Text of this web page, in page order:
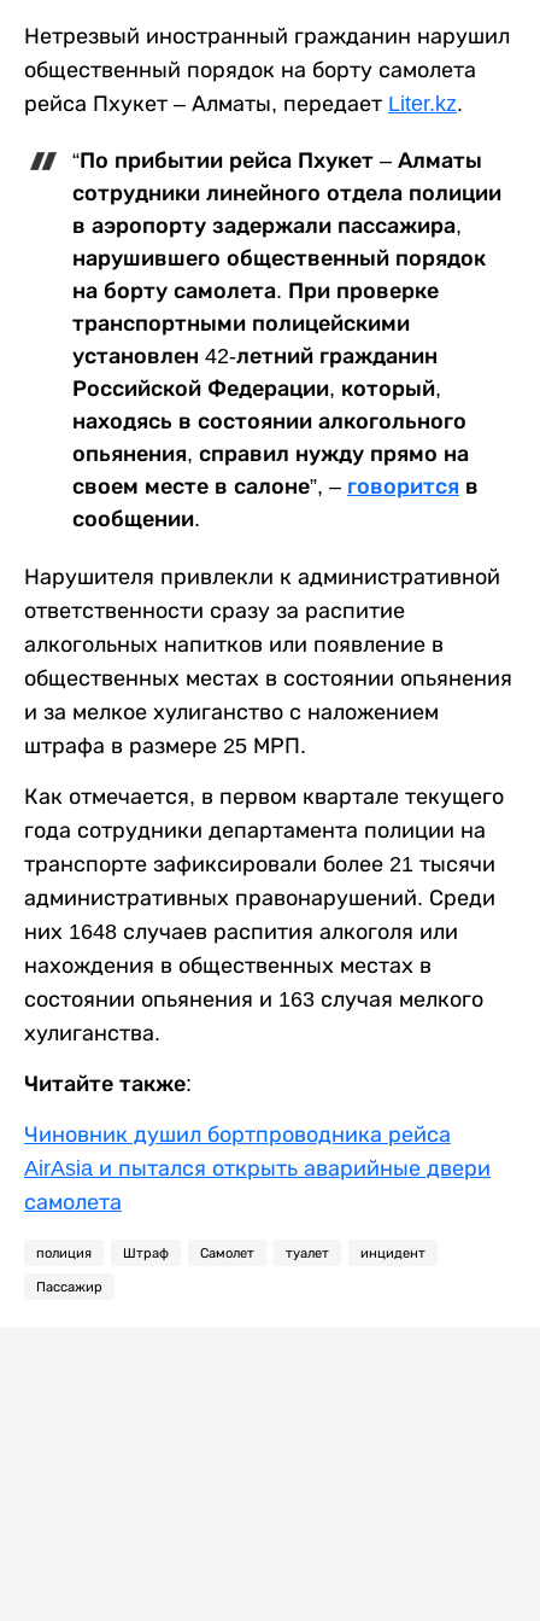
Нетрезвый иностранный гражданин нарушил
общественный порядок на борту самолета
рейса Пхукет – Алматы, передает Liter.kz.
“По прибытии рейса Пхукет – Алматы
сотрудники линейного отдела полиции
в аэропорту задержали пассажира,
нарушившего общественный порядок
на борту самолета. При проверке
транспортными полицейскими
установлен 42-летний гражданин
Российской Федерации, который,
находясь в состоянии алкогольного
опьянения, справил нужду прямо на
своем месте в салоне”, – говорится в
сообщении.
Нарушителя привлекли к административной
ответственности сразу за распитие
алкогольных напитков или появление в
общественных местах в состоянии опьянения
и за мелкое хулиганство с наложением
штрафа в размере 25 МРП.
Как отмечается, в первом квартале текущего
года сотрудники департамента полиции на
транспорте зафиксировали более 21 тысячи
административных правонарушений. Среди
них 1648 случаев распития алкоголя или
нахождения в общественных местах в
состоянии опьянения и 163 случая мелкого
хулиганства.
Читайте также:
Чиновник душил бортпроводника рейса
AirAsia и пытался открыть аварийные двери
самолета
полиция Штраф Самолет туалет инцидент
Пассажир